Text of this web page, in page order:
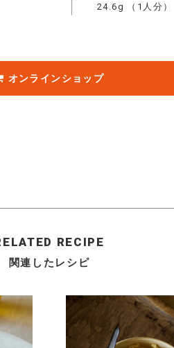
24.6g （1人分）
オンラインショップ
RECIPE
関連したレシピ